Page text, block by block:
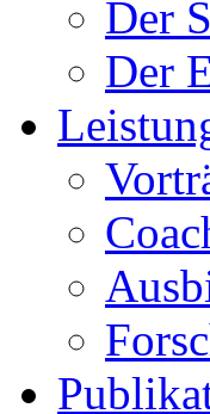
Der
Der